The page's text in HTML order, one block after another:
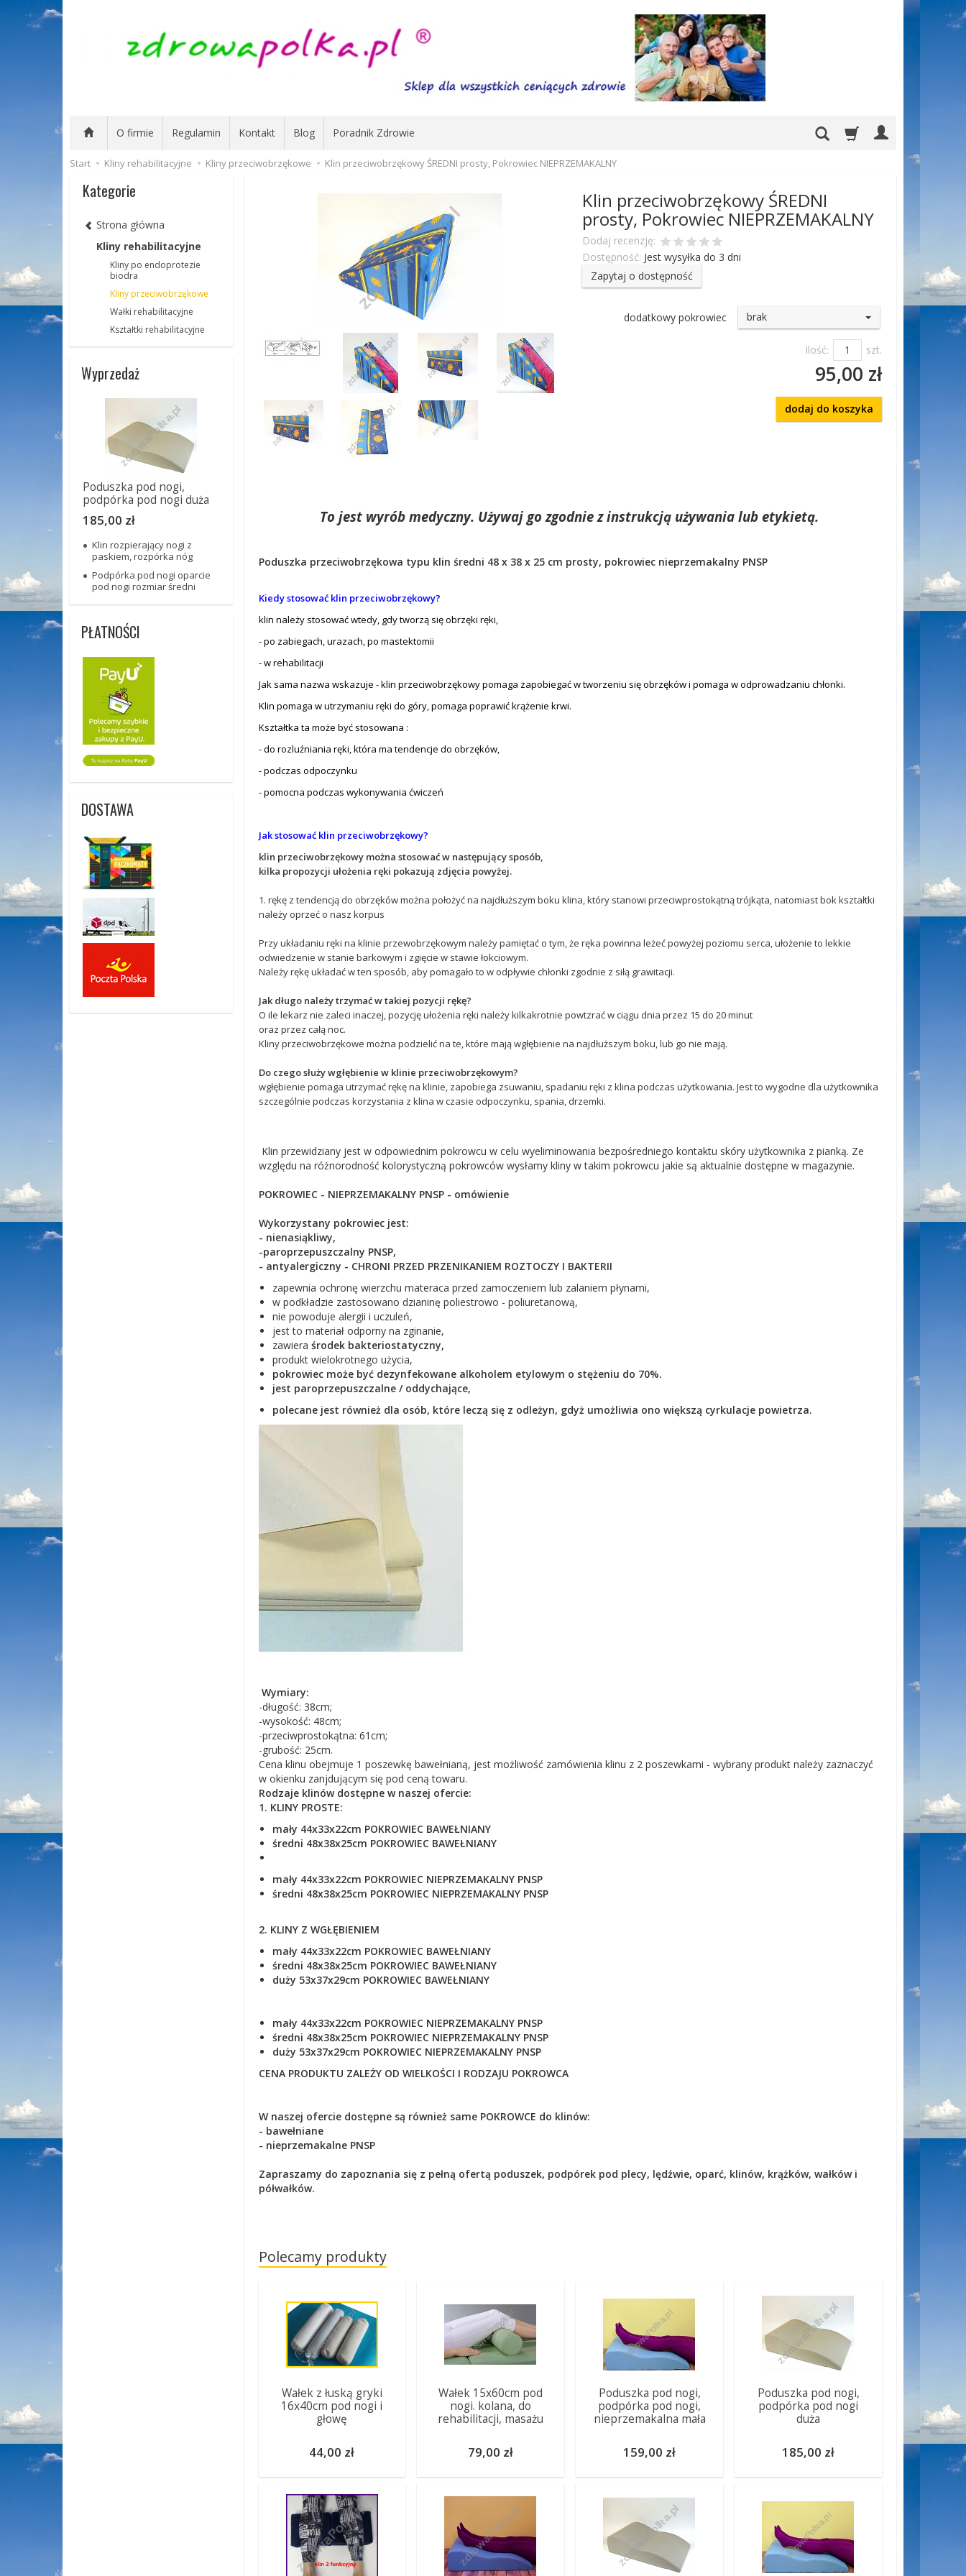
O firmie Regulamin Kontakt Blog Poradnik Zdrowie
Start Kliny rehabilitacyjne Kliny przeciwobrzękowe Klin przeciwobrzękowy ŚREDNI prosty, Pokrowiec NIEPRZEMAKALNY
Klin przeciwobrzękowy ŚREDNI
prosty, Pokrowiec NIEPRZEMAKALNY
Dodaj recenzję:
Dostępność: Jest wysyłka do 3 dni
Zapytaj o dostępność
dodatkowy pokrowiec brak
Ilość: szt.
95,00 zł
dodaj do koszyka
To jest wyrób medyczny. Używaj go zgodnie z instrukcją używania lub etykietą.
Poduszka przeciwobrzękowa typu klin średni 48 x 38 x 25 cm prosty, pokrowiec nieprzemakalny PNSP
Kiedy stosować klin przeciwobrzękowy?
klin należy stosować wtedy, gdy tworzą się obrzęki ręki,
- po zabiegach, urazach, po mastektomii
- w rehabilitacji
Jak sama nazwa wskazuje - klin przeciwobrzękowy pomaga zapobiegać w tworzeniu się obrzęków i pomaga w odprowadzaniu chłonki.
Klin pomaga w utrzymaniu ręki do góry, pomaga poprawić krążenie krwi.
Kształtka ta może być stosowana :
- do rozluźniania ręki, która ma tendencje do obrzęków,
- podczas odpoczynku
- pomocna podczas wykonywania ćwiczeń
Jak stosować klin przeciwobrzękowy?
klin przeciwobrzękowy można stosować w następujący sposób,
kilka propozycji ułożenia ręki pokazują zdjęcia powyżej.
1. rękę z tendencją do obrzęków można położyć na najdłuższym boku klina, który stanowi przeciwprostokątną trójkąta, natomiast bok kształtki
należy oprzeć o nasz korpus
Przy układaniu ręki na klinie przewobrzękowym należy pamiętać o tym, że ręka powinna leżeć powyżej poziomu serca, ułożenie to lekkie
odwiedzenie w stanie barkowym i zgięcie w stawie łokciowym.
Należy rękę układać w ten sposób, aby pomagało to w odpływie chłonki zgodnie z siłą grawitacji.
Jak długo należy trzymać w takiej pozycji rękę?
O ile lekarz nie zaleci inaczej, pozycję ułożenia ręki należy kilkakrotnie powtzrać w ciągu dnia przez 15 do 20 minut
oraz przez całą noc.
Kliny przeciwobrzękowe można podzielić na te, które mają wgłębienie na najdłuższym boku, lub go nie mają.
Do czego służy wgłębienie w klinie przeciwobrzękowym?
wgłębienie pomaga utrzymać rękę na klinie, zapobiega zsuwaniu, spadaniu ręki z klina podczas użytkowania. Jest to wygodne dla użytkownika
szczególnie podczas korzystania z klina w czasie odpoczynku, spania, drzemki.
Klin przewidziany jest w odpowiednim pokrowcu w celu wyeliminowania bezpośredniego kontaktu skóry użytkownika z pianką. Ze
względu na różnorodność kolorystyczną pokrowców wysłamy kliny w takim pokrowcu jakie są aktualnie dostępne w magazynie.
POKROWIEC - NIEPRZEMAKALNY PNSP - omówienie
Wykorzystany pokrowiec jest:
- nienasiąkliwy,
-paroprzepuszczalny PNSP,
- antyalergiczny - CHRONI PRZED PRZENIKANIEM ROZTOCZY I BAKTERII
zapewnia ochronę wierzchu materaca przed zamoczeniem lub zalaniem płynami,
w podkładzie zastosowano dzianinę poliestrowo - poliuretanową,
nie powoduje alergii i uczuleń,
jest to materiał odporny na zginanie,
zawiera środek bakteriostatyczny,
produkt wielokrotnego użycia,
pokrowiec może być dezynfekowane alkoholem etylowym o stężeniu do 70%.
jest paroprzepuszczalne / oddychające,
polecane jest również dla osób, które leczą się z odleżyn, gdyż umożliwia ono większą cyrkulacje powietrza.
Wymiary:
-długość: 38cm;
-wysokość: 48cm;
-przeciwprostokątna: 61cm;
-grubość: 25cm.
Cena klinu obejmuje 1 poszewkę bawełnianą, jest możliwość zamówienia klinu z 2 poszewkami - wybrany produkt należy zaznaczyć
w okienku zanjdującym się pod ceną towaru.
Rodzaje klinów dostępne w naszej ofercie:
1. KLINY PROSTE:
mały 44x33x22cm POKROWIEC BAWEŁNIANY
średni 48x38x25cm POKROWIEC BAWEŁNIANY
mały 44x33x22cm POKROWIEC NIEPRZEMAKALNY PNSP
średni 48x38x25cm POKROWIEC NIEPRZEMAKALNY PNSP
2. KLINY Z WGŁĘBIENIEM
mały 44x33x22cm POKROWIEC BAWEŁNIANY
średni 48x38x25cm POKROWIEC BAWEŁNIANY
duży 53x37x29cm POKROWIEC BAWEŁNIANY
mały 44x33x22cm POKROWIEC NIEPRZEMAKALNY PNSP
średni 48x38x25cm POKROWIEC NIEPRZEMAKALNY PNSP
duży 53x37x29cm POKROWIEC NIEPRZEMAKALNY PNSP
CENA PRODUKTU ZALEŻY OD WIELKOŚCI I RODZAJU POKROWCA
W naszej ofercie dostępne są również same POKROWCE do klinów:
- bawełniane
- nieprzemakalne PNSP
Zapraszamy do zapoznania się z pełną ofertą poduszek, podpórek pod plecy, lędźwie, oparć, klinów, krążków, wałków i
półwałków.
Polecamy produkty
Wałek z łuską gryki
16x40cm pod nogi i
głowę
44,00 zł
Wałek 15x60cm pod
nogi. kolana, do
rehabilitacji, masażu
79,00 zł
Poduszka pod nogi,
podpórka pod nogi,
nieprzemakalna mała
159,00 zł
Poduszka pod nogi,
podpórka pod nogi
duża
185,00 zł
Kategorie
Strona główna
Kliny rehabilitacyjne
Kliny po endoprotezie
biodra
Kliny przeciwobrzękowe
Wałki rehabilitacyjne
Kształtki rehabilitacyjne
Wyprzedaż
Poduszka pod nogi,
podpórka pod nogi duża
185,00 zł
Klin rozpierający nogi z
paskiem, rozpórka nóg
Podpórka pod nogi oparcie
pod nogi rozmiar średni
PŁATNOŚCI
DOSTAWA